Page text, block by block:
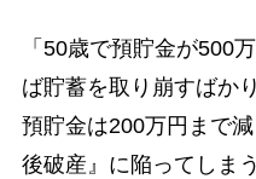
「50歳で預貯金が500
ば貯蓄を取り崩すばか
預貯金は200万円まで
後破産』に陥ってしま